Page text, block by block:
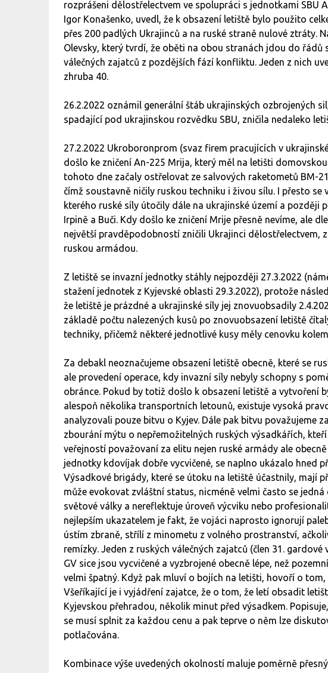
rozprášeni dělostřelectvem ve spolupráci s jednotkami SBU
Igor Konašenko, uvedl, že k obsazení letiště bylo použito
přes 200 padlých Ukrajinců a na ruské straně nulové ztráty.
Olevsky, který tvrdí, že oběti na obou stranách jdou do
válečných zajatců z pozdějších fází konfliktu. Jeden z nich
zhruba 40.
26.2.2022 oznámil generální štáb ukrajinských ozbrojených
spadající pod ukrajinskou rozvědku SBU, zničila nedaleko
27.2.2022 Ukroboronprom (svaz firem pracujících v
došlo ke zničení An-225 Mrija, který měl na letišti
tohoto dne začaly ostřelovat ze salvových raketometů BM-
čímž soustavně ničily ruskou techniku i živou sílu. I přesto
kterého ruské síly útočily dále na ukrajinské území a později
Irpině a Buči. Kdy došlo ke zničení Mrije přesně nevíme, ale
největší pravděpodobností zničili Ukrajinci dělostřelectvem,
ruskou armádou.
Z letiště se invazní jednotky stáhly nejpozději 27.3.2022
stažení jednotek z Kyjevské oblasti 29.3.2022), protože
že letiště je prázdné a ukrajinské síly jej znovuobsadily
základě počtu nalezených kusů po znovuobsazení letiště
techniky, přičemž některé jednotlivé kusy měly cenovku
Za debakl neoznačujeme obsazení letiště obecně, které se
ale provedení operace, kdy invazní síly nebyly schopny s
obránce. Pokud by totiž došlo k obsazení letiště a vytvoření
alespoň několika transportních letounů, existuje vysoká
analyzovali pouze bitvu o Kyjev. Dále pak bitvu považujeme
zbourání mýtu o nepřemožitelných ruských výsadkářích,
veřejností považovaní za elitu nejen ruské armády ale
jednotky kdovíjak dobře vycvičené, se naplno ukázalo hned
Výsadkové brigády, které se útoku na letiště účastnily, mají
může evokovat zvláštní status, nicméně velmi často se
světové války a nereflektuje úroveň výcviku nebo
nejlepším ukazatelem je fakt, že vojáci naprosto ignorují
ústím zbraně, střílí z minometu z volného prostranství,
remízky. Jeden z ruských válečných zajatců (člen 31.
GV sice jsou vycvičené a vyzbrojené obecně lépe, než
velmi špatný. Když pak mluví o bojích na letišti, hovoří o
Všeříkající je i vyjádření zajatce, že o tom, že letí obsadit
Kyjevskou přehradou, několik minut před výsadkem.
se musí splnit za každou cenu a pak teprve o něm lze
potlačována.
Kombinace výše uvedených okolností maluje poměrně